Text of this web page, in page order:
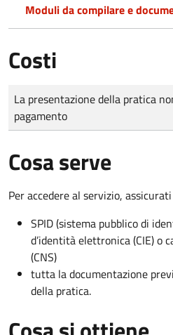
Moduli da compilare e
Costi
Tipo di pagamento
Importo
La presentazione della pratica
pagamento
Cosa serve
Per accedere al servizio,
SPID (sistema pubblico di
d’identità elettronica (CIE) o
(CNS)
tutta la documentazione
della pratica.